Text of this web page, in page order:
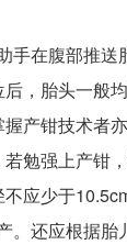
在腹部推
，胎头一般
产钳技术者
勉强上产钳
应少于
。还应根据